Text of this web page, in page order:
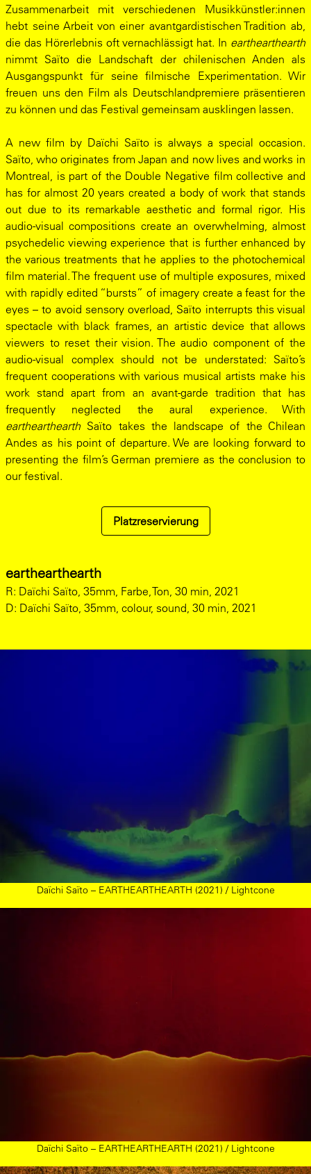
Zusammenarbeit mit verschiedenen Musikkünstler:innen
hebt seine Arbeit von einer avantgardistischen Tradition ab,
die das Hörerlebnis oft vernachlässigt hat. In earthearthearth
nimmt Saïto die Landschaft der chilenischen Anden als
Ausgangspunkt für seine filmische Experimentation. Wir
freuen uns den Film als Deutschlandpremiere präsentieren
zu können und das Festival gemeinsam ausklingen lassen.
A new film by Daïchi Saïto is always a special occasion.
Saïto, who originates from Japan and now lives and works in
Montreal, is part of the Double Negative film collective and
has for almost 20 years created a body of work that stands
out due to its remarkable aesthetic and formal rigor. His
audio-visual compositions create an overwhelming, almost
psychedelic viewing experience that is further enhanced by
the various treatments that he applies to the photochemical
film material. The frequent use of multiple exposures, mixed
with rapidly edited “bursts” of imagery create a feast for the
eyes – to avoid sensory overload, Saïto interrupts this visual
spectacle with black frames, an artistic device that allows
viewers to reset their vision. The audio component of the
audio-visual complex should not be understated: Saïto’s
frequent cooperations with various musical artists make his
work stand apart from an avant-garde tradition that has
frequently neglected the aural experience. With
earthearthearth Saïto takes the landscape of the Chilean
Andes as his point of departure. We are looking forward to
presenting the film’s German premiere as the conclusion to
our festival.
Platzreservierung
earthearthearth
R: Daïchi Saïto, 35mm, Farbe, Ton, 30 min, 2021
D: Daïchi Saïto, 35mm, colour, sound, 30 min, 2021
Daïchi Saïto – EARTHEARTHEARTH (2021) / Lightcone
Daïchi Saïto – EARTHEARTHEARTH (2021) / Lightcone